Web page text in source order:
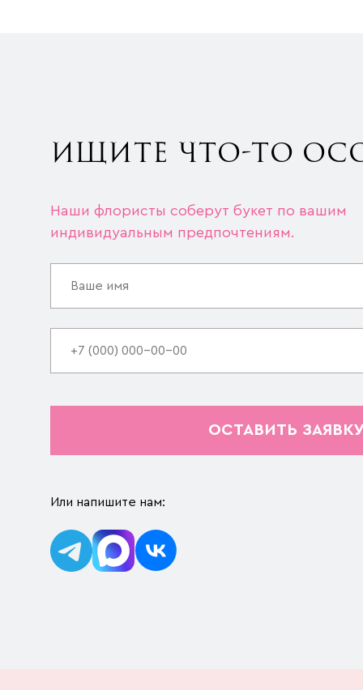
ИЩИТЕ ЧТО-ТО
Наши флористы соберут букет по вашим
индивидуальным предпочтениям.
ОСТАВИТЬ
Или напишите нам: